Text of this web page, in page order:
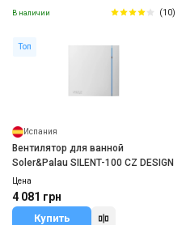
В наличии (10)
Топ
Испания
Вентилятор для ванной
Soler&Palau SILENT-100 CZ DESIGN
Цена
4 081 грн
Купить